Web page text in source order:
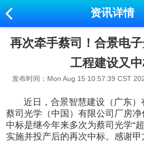
资讯详情
再次牵手蔡司！合景电
工程建设又
发布时间：Mon Aug 15 10:57:39 CST
近日，合景智慧建设（广东）
蔡司光学（中国）有限公司 厂房净
中标是继今年来多次为蔡司光学“
实施并投产后的再次中标。感谢甲